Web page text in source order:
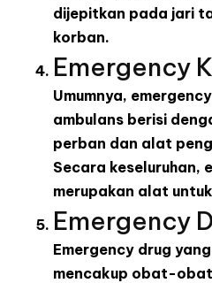
dijepitkan pada jari
korban.
Emergency
Umumnya,
ambulans berisi
perban dan alat
Secara keseluruhan,
merupakan alat
Emergency
Emergency drug
mencakup obat-